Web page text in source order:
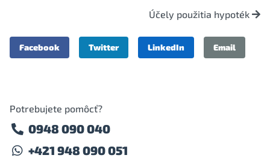
Účely použitia hypoték
Facebook Twitter LinkedIn Email
Potrebujete pomôcť?
0948 090 040
+421 948 090 051